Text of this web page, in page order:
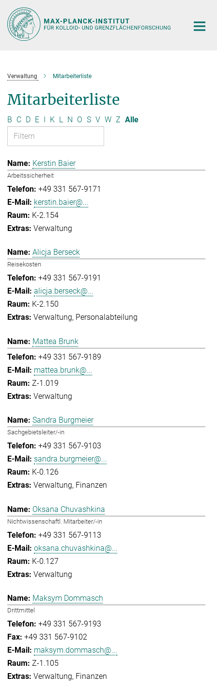
Hauptinhalt
Verwaltung Mitarbeiterliste
Mitarbeiterliste
B C D E I K L N O S V W Z Alle
Kerstin Baier
Arbeitssicherheit
+49 331 567-9171
kerstin.baier@...
K-2.154
Verwaltung
Alicja Berseck
Reisekosten
+49 331 567-9191
alicja.berseck@...
K-2.150
Verwaltung Personalabteilung
Mattea Brunk
+49 331 567-9189
mattea.brunk@...
Z-1.019
Verwaltung
Sandra Burgmeier
Sachgebietsleiter/-in
+49 331 567-9103
sandra.burgmeier@...
K-0.126
Verwaltung Finanzen
Oksana Chuvashkina
Nichtwissenschaftl. Mitarbeiter/-in
+49 331 567-9113
oksana.chuvashkina@...
K-0.127
Verwaltung
Maksym Dommasch
Drittmittel
+49 331 567-9193
+49 331 567-9102
maksym.dommasch@...
Z-1.105
Verwaltung Finanzen